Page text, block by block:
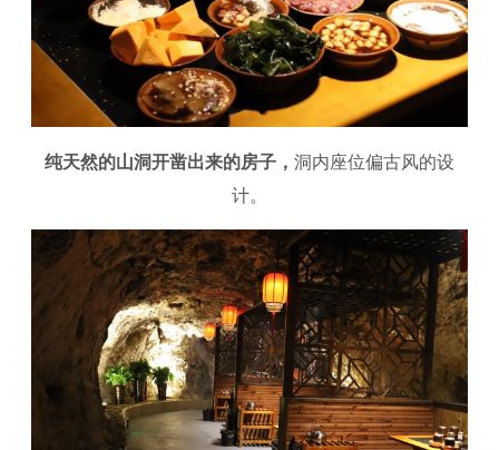
纯天然的山洞开凿出来的房子， 洞内座位偏古风的设
计。